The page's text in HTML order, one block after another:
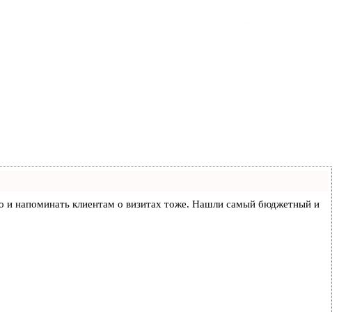
и напоминать клиентам о визитах тоже. Нашли самый бюджетный и